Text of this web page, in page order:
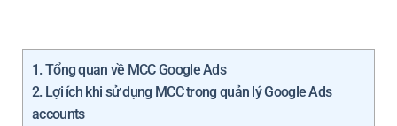
1. Tổng quan về MCC Google Ads
2. Lợi ích khi sử dụng MCC trong quản lý Google Ads
accounts